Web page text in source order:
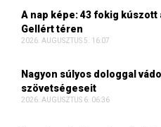
A nap képe: 43 fokig kúszott
Gellért téren
2026. AUGUSZTUS 5. 16:07
Nagyon súlyos dologgal
szövetségeseit
2026. AUGUSZTUS 6. 06:36